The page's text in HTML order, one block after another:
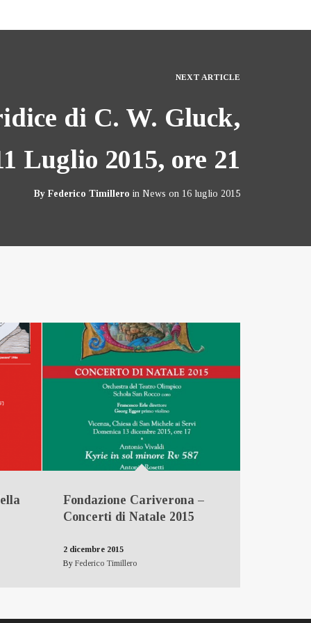
NEXT ARTICLE
di C. W. Gluck,
Luglio 2015, ore 21
By Federico Timillero in News on 16 luglio 2015
Fondazione Cariverona –
Concerti di Natale 2015
2 dicembre 2015
By Federico Timillero